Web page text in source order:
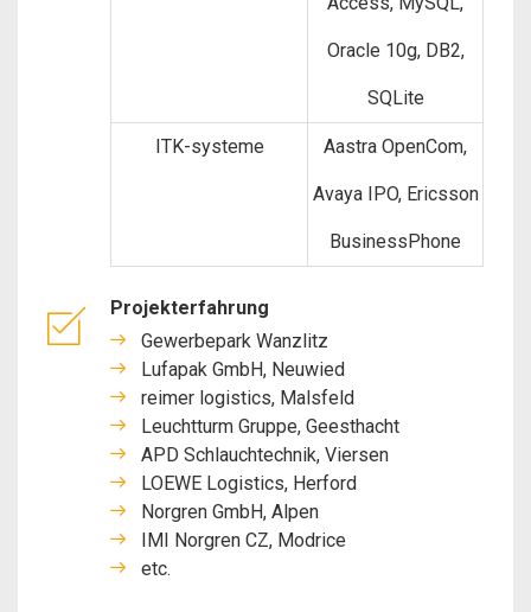
Oracle 10g, DB2,
SQLite
ITK-systeme Aastra OpenCom,
Avaya IPO, Ericsson
BusinessPhone
Projekterfahrung
Gewerbepark Wanzlitz
Lufapak GmbH, Neuwied
reimer logistics, Malsfeld
Leuchtturm Gruppe, Geesthacht
APD Schlauchtechnik, Viersen
LOEWE Logistics, Herford
Norgren GmbH, Alpen
IMI Norgren CZ, Modrice
etc.